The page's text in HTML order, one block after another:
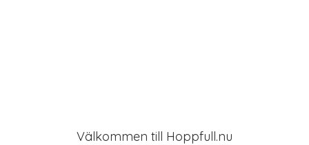
Välkommen till Hoppfull.nu